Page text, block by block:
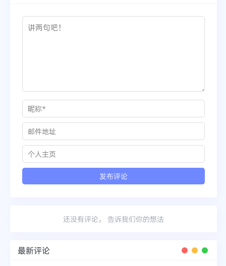
还没有评论， 告诉我们你的想法
最新评论